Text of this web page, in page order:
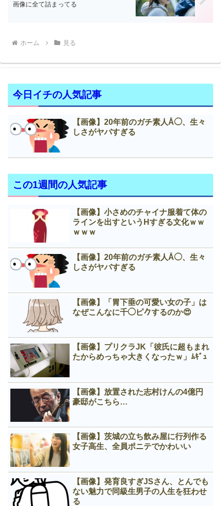
画像に全て詰まってる
ホーム 見る
今日イチの人気記事
【画像】20年前のガチ素人Å◯、生々
しさがヤバすぎる
この1週間の人気記事
【画像】小さめのチャイナ服着て体の
ラインを出すというНすぎる文化ｗｗ
ｗｗｗ
【画像】20年前のガチ素人Å◯、生々
しさがヤバすぎる
【画像】「胃下垂の可愛い女の子」は
なぜこんなに千◯ピ𠂊するのか😍
【画像】プリクラJK「彼氏に超もまれ
たからめっちゃ大きくなったｗ」ﾑｷﾞｭ
【画像】放置された志村けんの4億円
豪邸がこちら…
【画像】茨城の立ち飲み屋に行列作る
女子高生、全員ポニテでかわいい
【画像】発育良すぎJSさん、とんでも
ない魅力で同級生男子の人生を狂わせ
る